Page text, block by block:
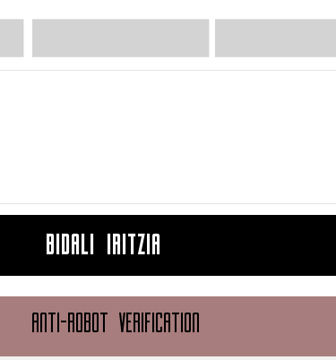
BIDALI IRITZIA
ANTI-ROBOT VERIFICATION